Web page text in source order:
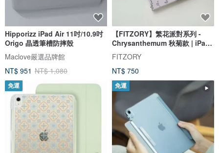
Hipporizz iPad Air 11吋/10.9吋
Origo 晶透筆槽防摔殼
Maclove嚴選品牌館
NT$ 951 NT$ 1,080
【FITZORY】繁花派對系列 -
Chrysanthemum 秋菊款 | iPad
殼
FITZORY
NT$ 750
免運 免運